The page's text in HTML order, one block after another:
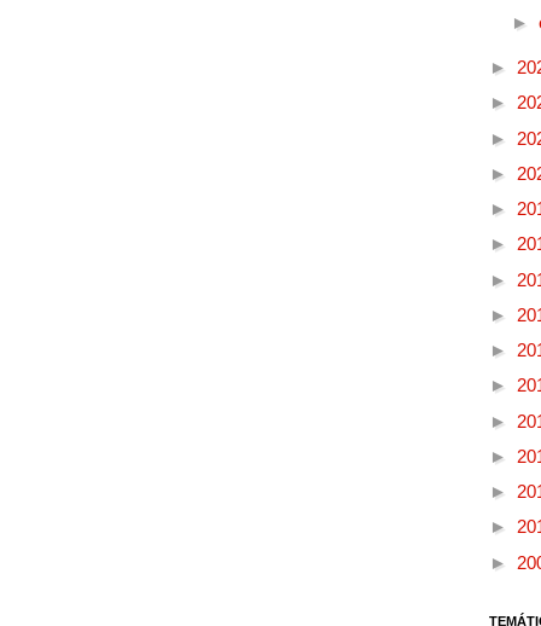
►
►
►
►
►
►
►
►
►
►
►
►
►
►
►
►